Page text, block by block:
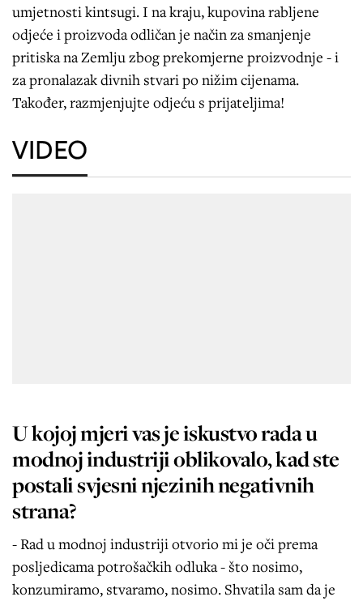
umjetnosti kintsugi. I na kraju, kupovina rabljene
odjeće i proizvoda odličan je način za smanjenje
pritiska na Zemlju zbog prekomjerne proizvodnje - i
za pronalazak divnih stvari po nižim cijenama.
Također, razmjenjujte odjeću s prijateljima!
VIDEO
U kojoj mjeri vas je iskustvo rada u
modnoj industriji oblikovalo, kad ste
postali svjesni njezinih negativnih
strana?
- Rad u modnoj industriji otvorio mi je oči prema
posljedicama potrošačkih odluka - što nosimo,
konzumiramo, stvaramo, nosimo. Shvatila sam da je